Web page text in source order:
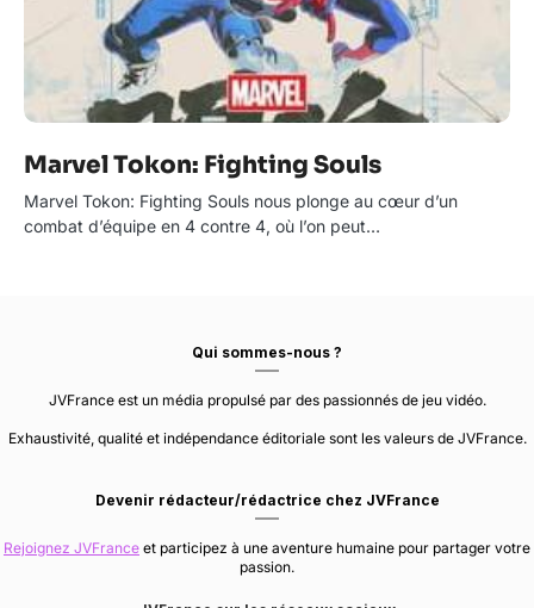
Marvel Tokon: Fighting Souls
Marvel Tokon: Fighting Souls nous plonge au cœur d’un
combat d’équipe en 4 contre 4, où l’on peut…
Qui sommes-nous ?
JVFrance est un média propulsé par des passionnés de jeu vidéo.
Exhaustivité, qualité et indépendance éditoriale sont les valeurs de JVFrance.
Devenir rédacteur/rédactrice chez JVFrance
Rejoignez JVFrance et participez à une aventure humaine pour partager votre
passion.